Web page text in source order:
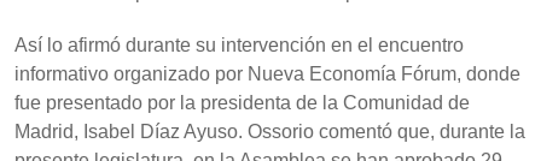
Así lo afirmó durante su intervención en el encuentro
informativo organizado por Nueva Economía Fórum, donde
fue presentado por la presidenta de la Comunidad de
Madrid, Isabel Díaz Ayuso. Ossorio comentó que, durante la